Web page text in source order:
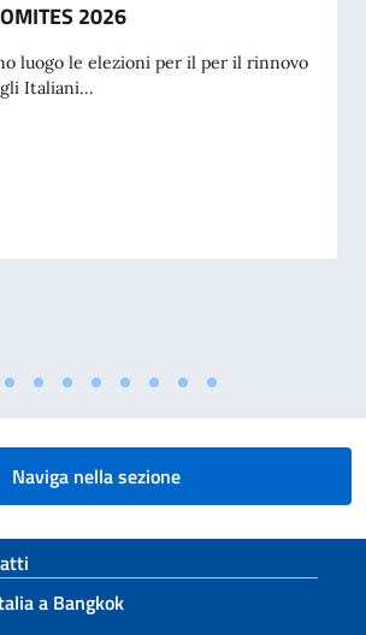
2026
luogo le elezioni per il per il rinnovo
Italiani...
COMITES 2026
Naviga nella sezione
a Bangkok